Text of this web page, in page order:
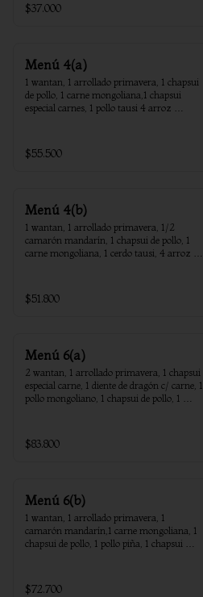
$37.000
Menú 4(a)
1 wantan, 1 arrollado primavera, 1 chapsui
de pollo, 1 carne mongoliana,1 chapsui
especial carnes, 1 pollo tausi 4 arroz
$55.500
Menú 4(b)
1 wantan, 1 arrollado primavera, 1/2
camarón mandarín, 1 chapsui de pollo, 1
carne mongoliana, 1 cerdo tausi, 4 arroz
$51.800
Menú 6(a)
2 wantan, 1 arrollado primavera, 1 chapsui
especial carne, 1 diente de dragón c/ carne, 1
pollo mongoliano, 1 chapsui de pollo, 1
$83.800
Menú 6(b)
1 wantan, 1 arrollado primavera, 1
camarón mandarín,1 carne mongoliana, 1
chapsui de pollo, 1 pollo piña, 1 chapsui
$72.700